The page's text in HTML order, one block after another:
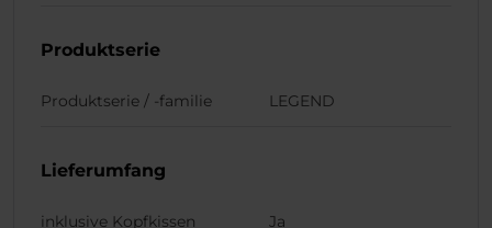
Produktserie
Produktserie / -familie LEGEND
Lieferumfang
inklusive Kopfkissen Ja